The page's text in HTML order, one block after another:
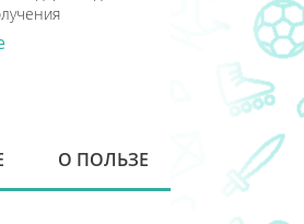
О ПОЛЬЗЕ